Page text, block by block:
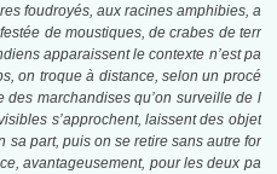
foudroyés, aux racines amphibies, a
de moustiques, de crabes de terr
apparaissent le contexte n’est pa
on troque à distance, selon un procé
marchandises qu’on surveille de l
s’approchent, laissent des objet
sa part, puis on se retire sans autre for
avantageusement, pour les deux pa